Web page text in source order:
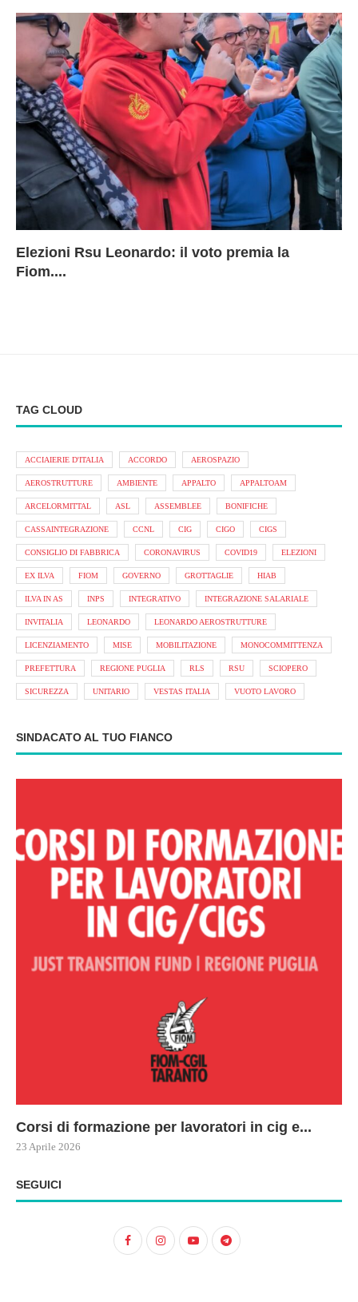
Elezioni Rsu Leonardo: il voto premia la
Fiom....
TAG CLOUD
ACCIAIERIE D'ITALIA ACCORDO AEROSPAZIO
AEROSTRUTTURE AMBIENTE APPALTO APPALTOAM
ARCELORMITTAL ASL ASSEMBLEE BONIFICHE
CASSAINTEGRAZIONE CCNL CIG CIGO CIGS
CONSIGLIO DI FABBRICA CORONAVIRUS COVID19 ELEZIONI
EX ILVA FIOM GOVERNO GROTTAGLIE HIAB
ILVA IN AS INPS INTEGRATIVO INTEGRAZIONE SALARIALE
INVITALIA LEONARDO LEONARDO AEROSTRUTTURE
LICENZIAMENTO MISE MOBILITAZIONE MONOCOMMITTENZA
PREFETTURA REGIONE PUGLIA RLS RSU SCIOPERO
SICUREZZA UNITARIO VESTAS ITALIA VUOTO LAVORO
SINDACATO AL TUO FIANCO
Corsi di formazione per lavoratori in cig e...
23 Aprile 2026
SEGUICI